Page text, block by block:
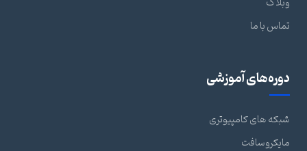
وبلاگ
تماس با ما
دوره‌های آموزشی
شبکه های کامپیوتری
مایکروسافت